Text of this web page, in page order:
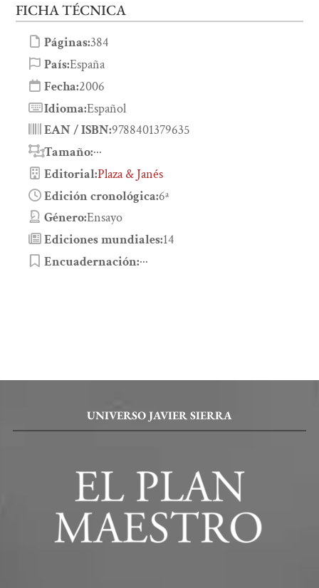
FICHA TÉCNICA
Páginas:384
País:España
Fecha:2006
Idioma:Español
EAN / ISBN:9788401379635
Tamaño:···
Editorial:Plaza & Janés
Edición cronológica:6ª
Género:Ensayo
Ediciones mundiales:14
Encuadernación:···
UNIVERSO JAVIER SIERRA